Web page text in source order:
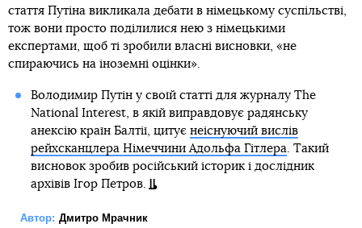
стаття Путіна викликала дебати в німецькому суспільстві,
тож вони просто поділилися нею з німецькими
експертами, щоб ті зробили власні висновки, «не
спираючись на іноземні оцінки».
Володимир Путін у своїй статті для журналу The
National Interest, в якій виправдовує радянську
анексію країн Балтії, цитує неіснуючий вислів
рейхсканцлера Німеччини Адольфа Гітлера. Такий
висновок зробив російський історик і дослідник
архівів Ігор Петров.
Автор: Дмитро Мрачник